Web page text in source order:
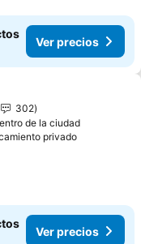
Ver precios
favoritos
302
de la ciudad
privadoVer
Ver precios